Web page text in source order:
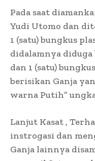
Pada saat
Yudi Utomo dan
1 (satu) bungkus
didalamnya
dan 1 (satu)
berisikan Ganja
warna Putih”
Lanjut Kasat ,
instrogasi dan
Ganja lainnya